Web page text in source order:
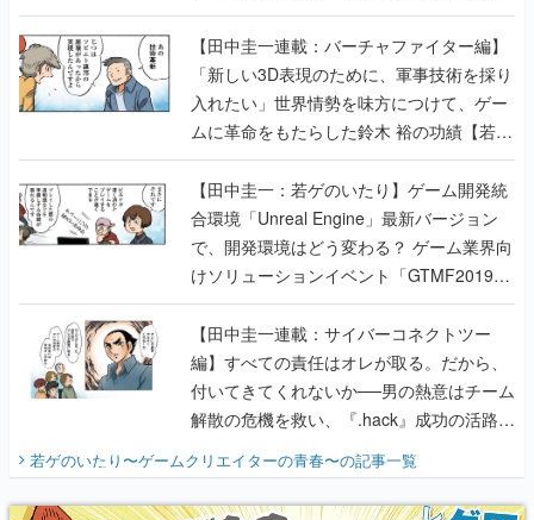
【若ゲのいたり最終回】
【田中圭一連載：バーチャファイター編】
「新しい3D表現のために、軍事技術を採り
入れたい」世界情勢を味方につけて、ゲー
ムに革命をもたらした鈴木 裕の功績【若ゲ
のいたり】
【田中圭一：若ゲのいたり】ゲーム開発統
合環境「Unreal Engine」最新バージョン
で、開発環境はどう変わる？ ゲーム業界向
けソリューションイベント「GTMF2019」
に行って、より理解を深めよう【PR】
【田中圭一連載：サイバーコネクトツー
編】すべての責任はオレが取る。だから、
付いてきてくれないか──男の熱意はチーム
解散の危機を救い、『.hack』成功の活路を
『少年ジャンプ』色だった【若ゲのいた
り】
若ゲのいたり〜ゲームクリエイターの青春〜の記事一覧